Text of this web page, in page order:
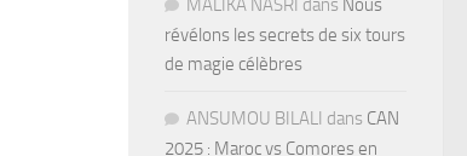
MALIKA NASRI dans Nous
révélons les secrets de six tours
de magie célèbres
ANSUMOU BILALI dans CAN
2025 : Maroc vs Comores en